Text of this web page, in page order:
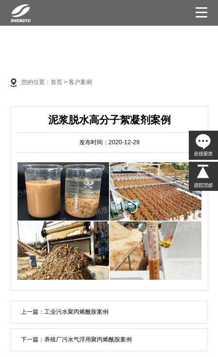
您的位置：首页 >客户案例
泥浆脱水高分子絮凝剂案例
发布时间：2020-12-29
上一篇： 工业污水聚丙烯酰胺案例
下一篇：养殖厂污水气浮用聚丙烯酰胺案例